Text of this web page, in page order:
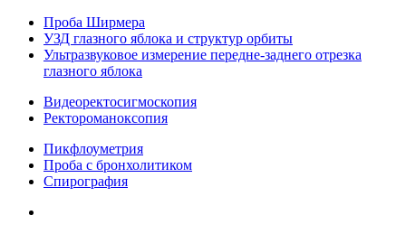
Проба Ширмера
УЗД глазного яблока и структур орбиты
Ультразвуковое измерение передне-заднего отрезка
глазного яблока
Видеоректосигмоскопия
Ректороманоксопия
Пикфлоуметрия
Проба с бронхолитиком
Спирография